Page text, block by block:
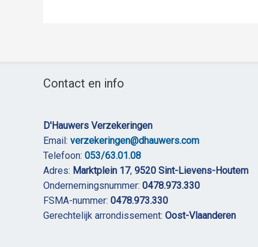
Contact en info
D'Hauwers Verzekeringen
Email: verzekeringen@dhauwers.com
Telefoon: 053/63.01.08
Adres: Marktplein 17, 9520 Sint-Lievens-Houtem
Ondernemingsnummer: 0478.973.330
FSMA-nummer: 0478.973.330
Gerechtelijk arrondissement: Oost-Vlaanderen